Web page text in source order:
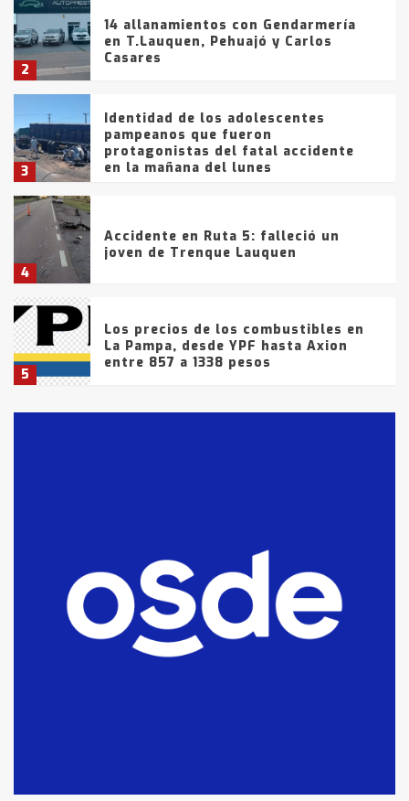
2
14 allanamientos con Gendarmería
en T.Lauquen, Pehuajó y Carlos
Casares
3
Identidad de los adolescentes
pampeanos que fueron
protagonistas del fatal accidente
en la mañana del lunes
4
Accidente en Ruta 5: falleció un
joven de Trenque Lauquen
5
Los precios de los combustibles en
La Pampa, desde YPF hasta Axion
entre 857 a 1338 pesos
fueron detenidos por
comercialización de drogas en la
tarde del sábado
T.Lauquen: se vendió el edificio de
lo que fue la planta Industrial del